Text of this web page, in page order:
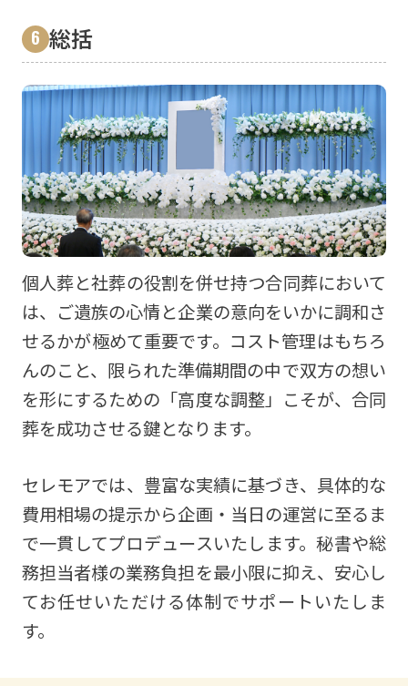
総括
個人葬と社葬の役割を併せ持つ合同葬において
は、ご遺族の心情と企業の意向をいかに調和さ
せるかが極めて重要です。コスト管理はもちろ
んのこと、限られた準備期間の中で双方の想い
を形にするための「高度な調整」こそが、合同
葬を成功させる鍵となります。
セレモアでは、豊富な実績に基づき、具体的な
費用相場の提示から企画・当日の運営に至るま
で一貫してプロデュースいたします。秘書や総
務担当者様の業務負担を最小限に抑え、安心し
てお任せいただける体制でサポートいたしま
す。